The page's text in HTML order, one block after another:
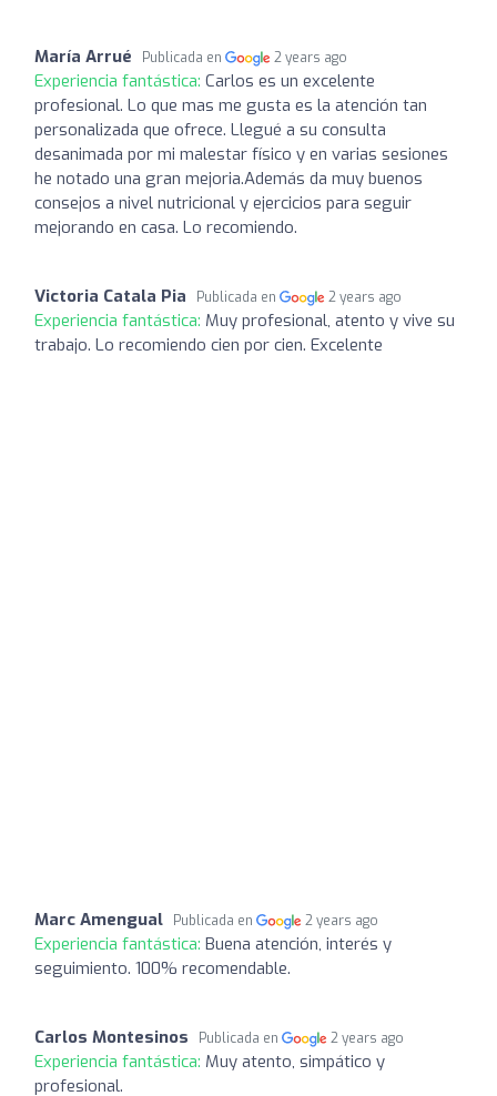
María Arrué Publicada en 2 years ago
Experiencia fantástica: Carlos es un excelente
profesional. Lo que mas me gusta es la atención tan
personalizada que ofrece. Llegué a su consulta
desanimada por mi malestar físico y en varias sesiones
he notado una gran mejoria.Además da muy buenos
consejos a nivel nutricional y ejercicios para seguir
mejorando en casa. Lo recomiendo.
Victoria Catala Pia Publicada en 2 years ago
Experiencia fantástica: Muy profesional, atento y vive su
trabajo. Lo recomiendo cien por cien. Excelente
Marc Amengual Publicada en 2 years ago
Experiencia fantástica: Buena atención, interés y
seguimiento. 100% recomendable.
Carlos Montesinos Publicada en 2 years ago
Experiencia fantástica: Muy atento, simpático y
profesional.